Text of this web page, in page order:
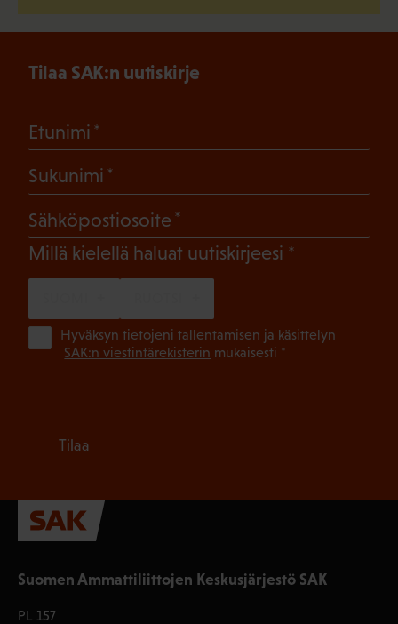
Suomen Ammattiliittojen Keskusjärjestö SAK
PL 157
Tilaa SAK:n uutiskirje
Etunimi
Sukunimi
Sähköpostiosoite
Millä kielellä haluat uutiskirjeesi (Pakollinen)
Hyväksyn tietojeni tallentamisen ja käsittelyn
SAK:n viestintärekisterin mukaisesti *
Tilaa